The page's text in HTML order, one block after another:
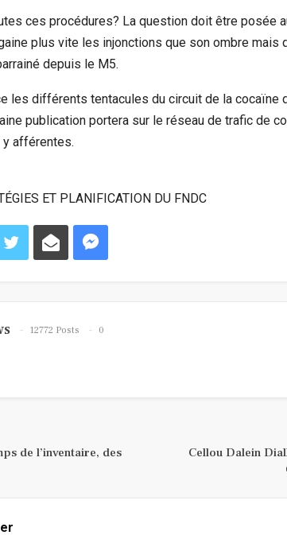
ces procédures? La question doit être posée
plus vite les injonctions que son ombre mais
depuis le M5.
les différents tentacules du circuit de la cocaïne
publication portera sur le réseau de trafic de
afférentes.
ET PLANIFICATION DU FNDC
12772 Posts
0
de l’inventaire, des
Cellou Dalein